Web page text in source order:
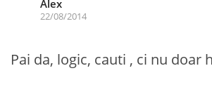
Alex
22/08/2014
Pai da, logic, cauti , ci nu doar